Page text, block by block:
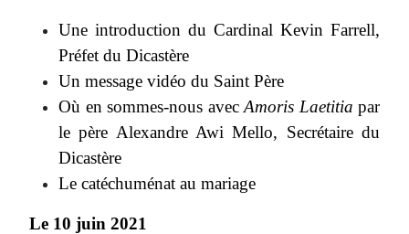
Une introduction du Cardinal Kevin Farrell,
Préfet du Dicastère
Un message vidéo du Saint Père
Où en sommes-nous avec Amoris Laetitia par
le père Alexandre Awi Mello, Secrétaire du
Dicastère
Le catéchuménat au mariage
Le 10 juin 2021